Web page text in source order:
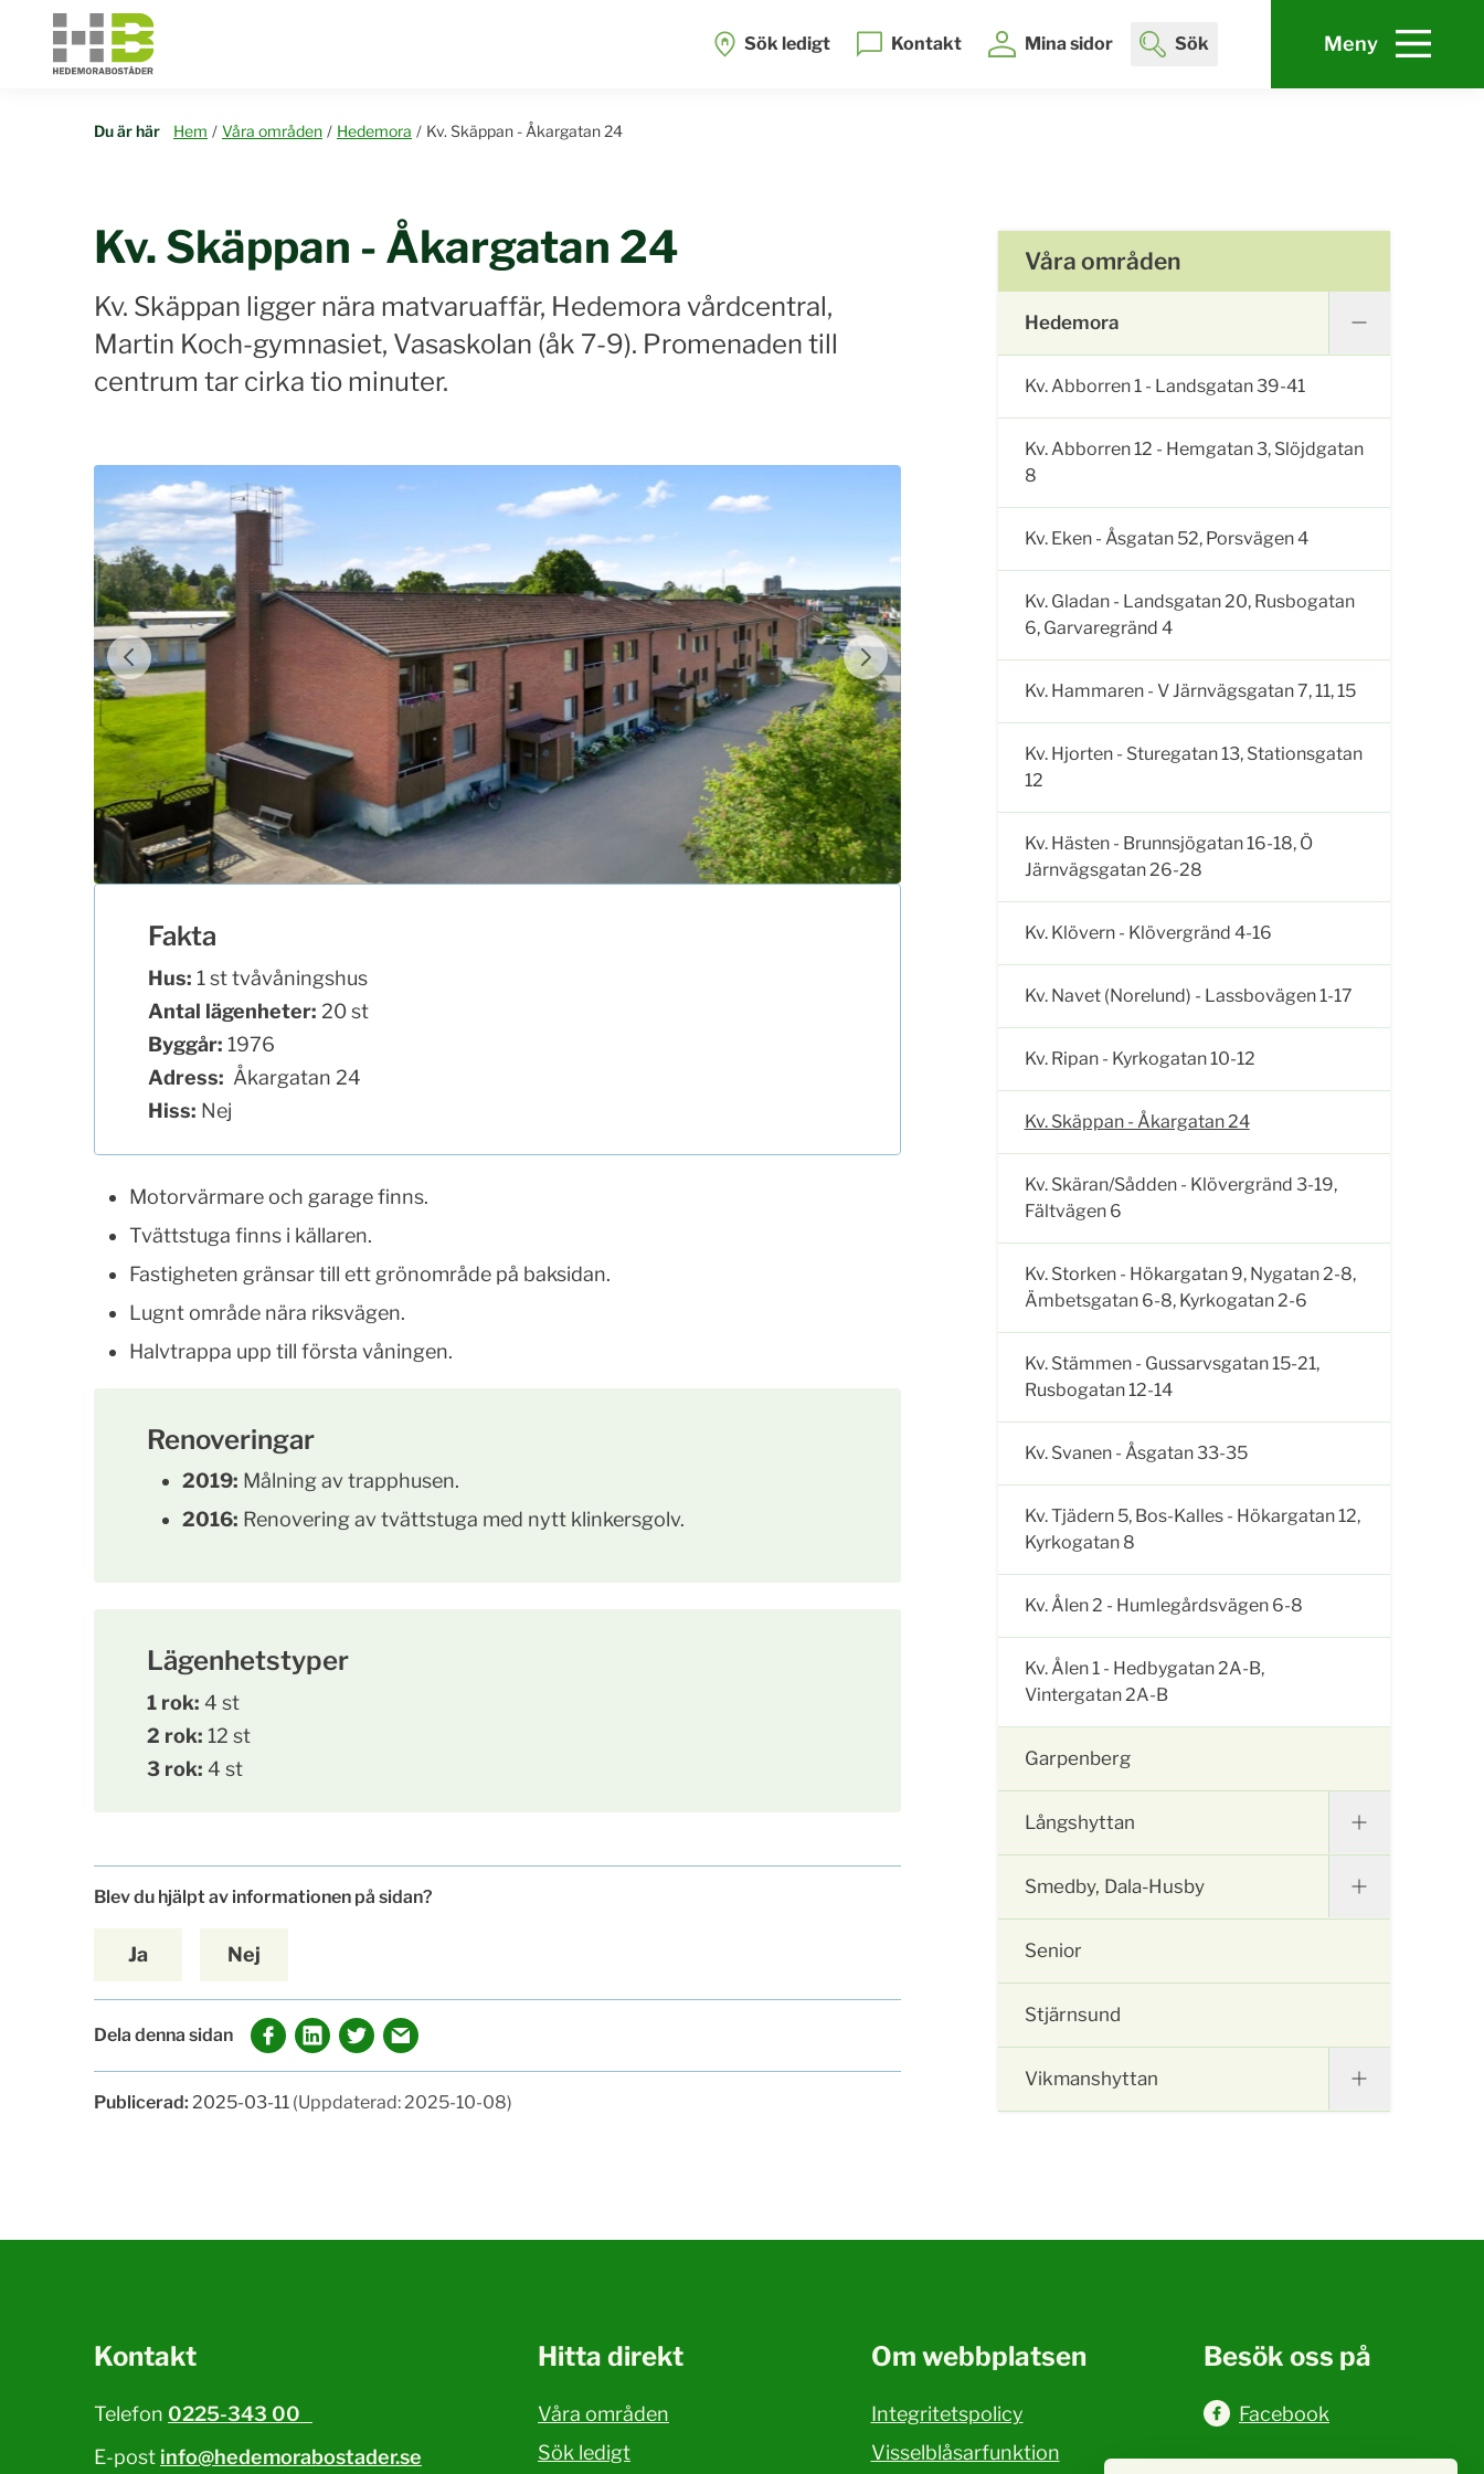
Sök ledigt Kontakt Mina sidor Sök Meny
Du är här Hem / Våra områden / Hedemora / Kv. Skäppan - Åkargatan 24
Kv. Skäppan - Åkargatan 24
Kv. Skäppan ligger nära matvaruaffär, Hedemora vårdcentral,
Martin Koch-gymnasiet, Vasaskolan (åk 7-9). Promenaden till
centrum tar cirka tio minuter.
Fakta
Hus: 1 st tvåvåningshus
Antal lägenheter: 20 st
Byggår: 1976
Adress: Åkargatan 24
Hiss: Nej
Motorvärmare och garage finns.
Tvättstuga finns i källaren.
Fastigheten gränsar till ett grönområde på baksidan.
Lugnt område nära riksvägen.
Halvtrappa upp till första våningen.
Renoveringar
2019: Målning av trapphusen.
2016: Renovering av tvättstuga med nytt klinkersgolv.
Lägenhetstyper
1 rok: 4 st
2 rok: 12 st
3 rok: 4 st
Blev du hjälpt av informationen på sidan?
Ja Nej
Dela denna sidan
Publicerad: 2025-03-11 (Uppdaterad: 2025-10-08)
Våra områden
Hedemora
Kv. Abborren 1 - Landsgatan 39-41
Kv. Abborren 12 - Hemgatan 3, Slöjdgatan
8
Kv. Eken - Åsgatan 52, Porsvägen 4
Kv. Gladan - Landsgatan 20, Rusbogatan
6, Garvaregränd 4
Kv. Hammaren - V Järnvägsgatan 7, 11, 15
Kv. Hjorten - Sturegatan 13, Stationsgatan
12
Kv. Hästen - Brunnsjögatan 16-18, Ö
Järnvägsgatan 26-28
Kv. Klövern - Klövergränd 4-16
Kv. Navet (Norelund) - Lassbovägen 1-17
Kv. Ripan - Kyrkogatan 10-12
Kv. Skäppan - Åkargatan 24
Kv. Skäran/Sådden - Klövergränd 3-19,
Fältvägen 6
Kv. Storken - Hökargatan 9, Nygatan 2-8,
Ämbetsgatan 6-8, Kyrkogatan 2-6
Kv. Stämmen - Gussarvsgatan 15-21,
Rusbogatan 12-14
Kv. Svanen - Åsgatan 33-35
Kv. Tjädern 5, Bos-Kalles - Hökargatan 12,
Kyrkogatan 8
Kv. Ålen 2 - Humlegårdsvägen 6-8
Kv. Ålen 1 - Hedbygatan 2A-B,
Vintergatan 2A-B
Garpenberg
Långshyttan
Smedby, Dala-Husby
Senior
Stjärnsund
Vikmanshyttan
Kontakt
Telefon 0225-343 00
E-post info@hedemorabostader.se
Hitta direkt
Våra områden
Sök ledigt
Om webbplatsen
Integritetspolicy
Visselblåsarfunktion
Besök oss på
Facebook